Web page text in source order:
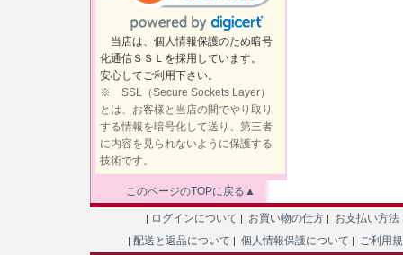
当店は、個人情報保護のため暗号
化通信ＳＳＬを採用しています。
安心してご利用下さい。
※ SSL（Secure Sockets Layer）
とは、お客様と当店の間でやり取り
する情報を暗号化して送り、第三者
に内容を見られないように保護する
技術です。
このページのTOPに戻る▲
| ログインについて | お買い物の仕方 | お支払い方法
| 配送と返品について | 個人情報保護について | ご利用